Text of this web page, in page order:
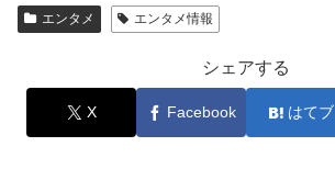
エンタメ エンタメ情報
シェアする
X Facebook はてブ